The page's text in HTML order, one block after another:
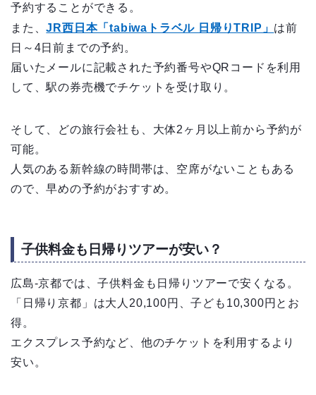
予約することができる。
また、JR西日本「tabiwaトラベル 日帰りTRIP」 は前
日～4日前までの予約。
届いたメールに記載された予約番号やQRコードを利用
して、駅の券売機でチケットを受け取り。
そして、どの旅行会社も、大体2ヶ月以上前から予約が
可能。
人気のある新幹線の時間帯は、空席がないこともある
ので、早めの予約がおすすめ。
子供料金も日帰りツアーが安い？
広島-京都では、子供料金も日帰りツアーで安くなる。
「日帰り京都」は大人20,100円、子ども10,300円とお
得。
エクスプレス予約など、他のチケットを利用するより
安い。